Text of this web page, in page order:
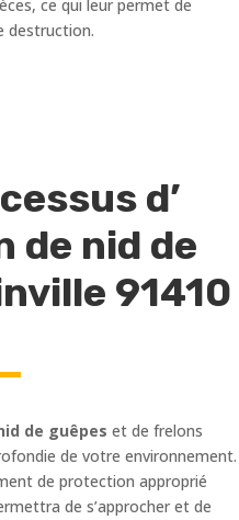
ce qui leur permet de
destruction.
d’
de nid de
91410
de guêpes et de frelons
de votre environnement.
de protection approprié
de s’approcher et de